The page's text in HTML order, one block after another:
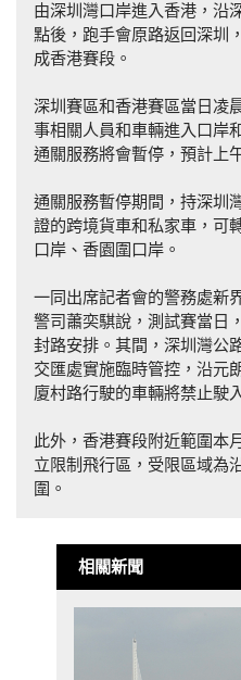
由深圳灣口岸進入香港，沿
點後，跑手會原路返回深圳
成香港賽段。
深圳賽區和香港賽區當日凌
事相關人員和車輛進入口岸
通關服務將會暫停，預計上
通關服務暫停期間，持深圳
證的跨境貨車和私家車，可
口岸、香園圍口岸。
一同出席記者會的警務處新
警司蕭奕騏說，測試賽當日
封路安排。其間，深圳灣公
交匯處實施臨時管控，沿元
廈村路行駛的車輛將禁止駛
此外，香港賽段附近範圍本
立限制飛行區，受限區域為
圍。
相關新聞